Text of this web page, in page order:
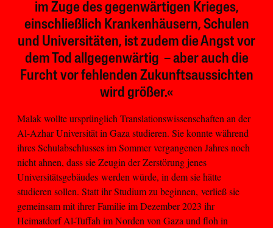
im Zuge des gegenwärtigen Krieges,
einschließlich Krankenhäusern, Schulen
und Universitäten, ist zudem die Angst vor
dem Tod allgegenwärtig – aber auch die
Furcht vor fehlenden Zukunftsaussichten
wird größer.«
Malak wollte ursprünglich Translationswissenschaften an der
Al-Azhar Universität in Gaza studieren. Sie konnte während
ihres Schulabschlusses im Sommer vergangenen Jahres noch
nicht ahnen, dass sie Zeugin der Zerstörung jenes
Universitätsgebäudes werden würde, in dem sie hätte
studieren sollen. Statt ihr Studium zu beginnen, verließ sie
gemeinsam mit ihrer Familie im Dezember 2023 ihr
Heimatdorf Al-Tuffah im Norden von Gaza und floh in